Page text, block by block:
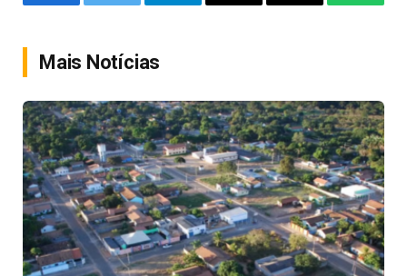
FacebookTwitter TelegramEmail
Copy
Mais Notícias